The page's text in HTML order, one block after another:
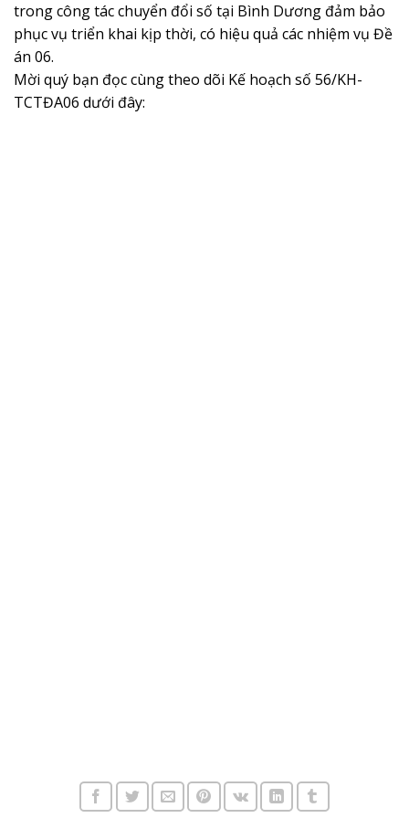
trong công tác chuyển đổi số tại Bình Dương đảm bảo
phục vụ triển khai kịp thời, có hiệu quả các nhiệm vụ Đề
án 06.
Mời quý bạn đọc cùng theo dõi Kế hoạch số 56/KH-
TCTĐA06 dưới đây: